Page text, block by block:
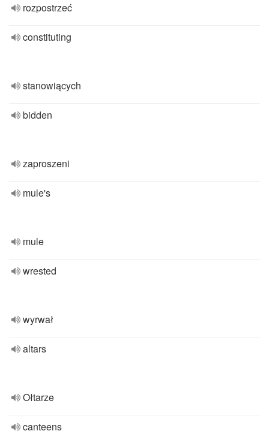
rozpostrzeć
constituting
stanowiących
bidden
zaproszeni
mule's
mule
wrested
wyrwał
altars
Ołtarze
canteens